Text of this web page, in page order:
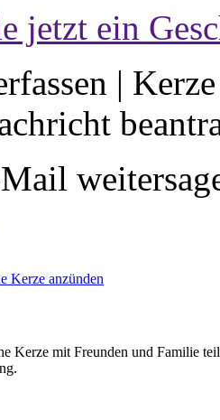
jetzt ein
|
Kerze anzünden
Kerze mit Freunden und Familie